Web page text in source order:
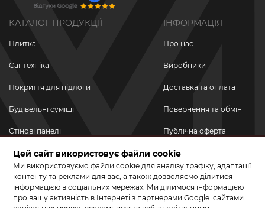
КАТАЛОГ ПРОДУКЦІЇ
Плитка
Сантехніка
Покриття для підлоги
Будівельні суміші
Стінові панелі
Новинки
Акційні товари
Акції/Знижки
ІНФОРМАЦІЯ
Про нас
Виробники
Доставка та оплата
Повернення та обмін
Публічна оферта
Політика
конфіденційності
Цей сайт використовує файли cookie
Ми використовуємо файли cookie для аналізу трафіку, адаптації
контенту та реклами для вас, а також дозволяємо ділитися
інформацією в соціальних мережах. Ми ділимося інформацією
про вашу активність в Інтернеті з партнерами Google: сайтами